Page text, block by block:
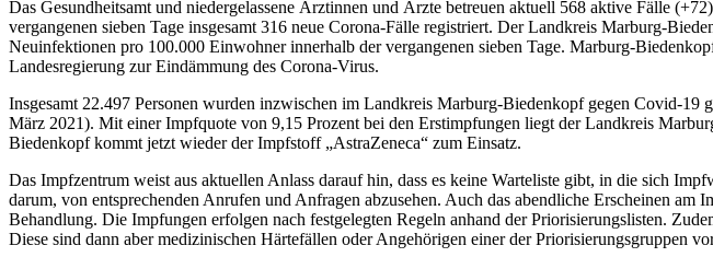
Das Gesundheitsamt und niedergelassene Ärztinnen und Ärzte betreuen aktuell 568 aktive Fälle
vergangenen sieben Tage insgesamt 316 neue Corona-Fälle registriert. Der Landkreis Marburg-
Neuinfektionen pro 100.000 Einwohner innerhalb der vergangenen sieben Tage. Marburg-
Landesregierung zur Eindämmung des Corona-Virus.
Insgesamt 22.497 Personen wurden inzwischen im Landkreis Marburg-Biedenkopf gegen Covid-
März 2021). Mit einer Impfquote von 9,15 Prozent bei den Erstimpfungen liegt der Landkreis
Biedenkopf kommt jetzt wieder der Impfstoff „AstraZeneca“ zum Einsatz.
Das Impfzentrum weist aus aktuellen Anlass darauf hin, dass es keine Warteliste gibt, in die sich
darum, von entsprechenden Anrufen und Anfragen abzusehen. Auch das abendliche Erscheinen
Behandlung. Die Impfungen erfolgen nach festgelegten Regeln anhand der Priorisierungslisten.
Diese sind dann aber medizinischen Härtefällen oder Angehörigen einer der Priorisierungsgruppen